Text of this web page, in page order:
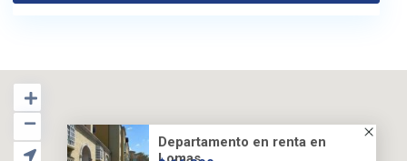
Departamento en renta en